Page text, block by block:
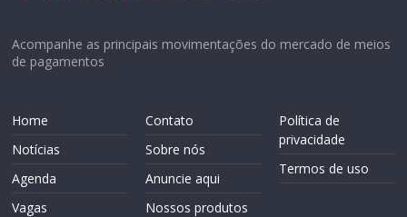
Acompanhe as principais movimentações do mercado de meios
de pagamentos
Home
Notícias
Agenda
Vagas
Contato
Sobre nós
Anuncie aqui
Nossos produtos
Política de
privacidade
Termos de uso